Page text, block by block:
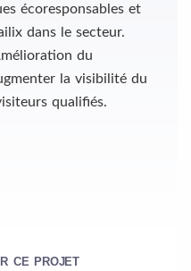
écoresponsables et
dans le secteur.
du
la visibilité du
qualifiés.
CE PROJET